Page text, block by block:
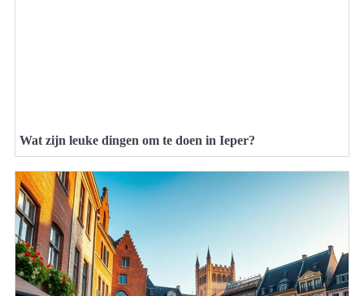
Wat zijn leuke dingen om te doen in Ieper?